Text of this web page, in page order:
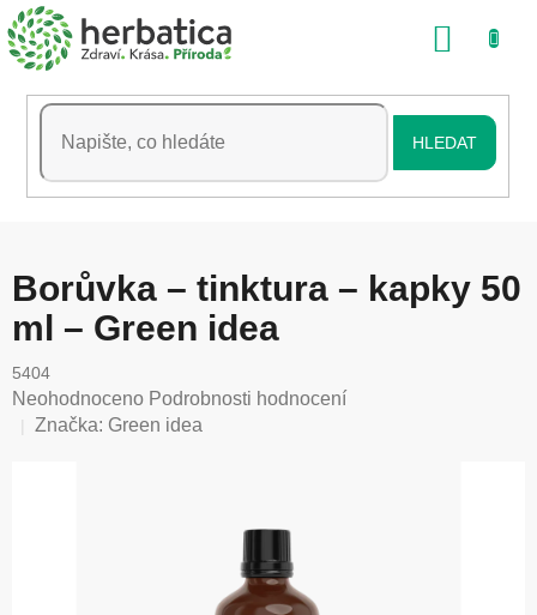
Přejít
na
obsah
HLEDAT
Borůvka – tinktura – kapky 50
ml – Green idea
5404
Průměrné
hodnocení
Neohodnoceno Podrobnosti hodnocení
Značka: Green idea